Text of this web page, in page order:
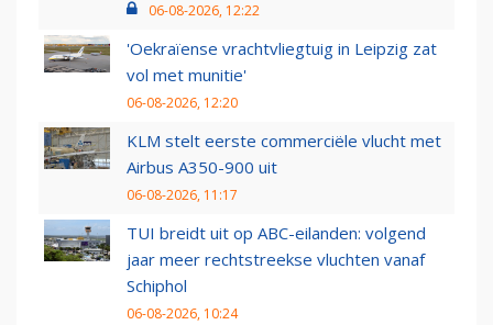
06-08-2026, 12:22
'Oekraïense vrachtvliegtuig in Leipzig zat
vol met munitie'
06-08-2026, 12:20
KLM stelt eerste commerciële vlucht met
Airbus A350-900 uit
06-08-2026, 11:17
TUI breidt uit op ABC-eilanden: volgend
jaar meer rechtstreekse vluchten vanaf
Schiphol
06-08-2026, 10:24